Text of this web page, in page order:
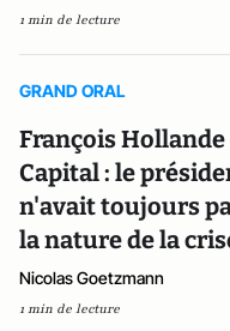
1 min de lecture
GRAND ORAL
François Hollande
Capital : le
n'avait toujours
la nature de la
Nicolas Goetzmann
1 min de lecture